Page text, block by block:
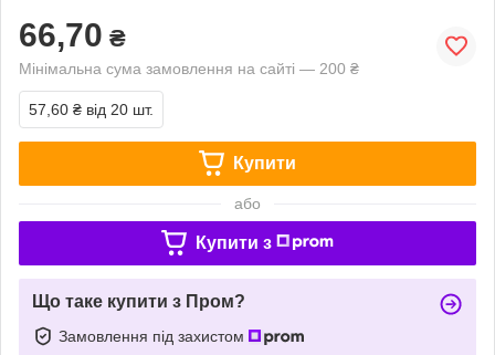
66,70 ₴
Мінімальна сума замовлення на сайті — 200 ₴
57,60 ₴ від 20 шт.
Купити
або
Купити з
Що таке купити з Пром?
Замовлення під захистом